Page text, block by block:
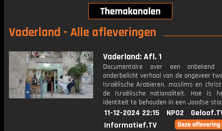
Vaderland - Alle afleveringen
Vaderland: Afl. 1
Documentaire over een
onderbelicht verhaal van de ongeveer
Israëlische Arabieren, moslims en
de Israëlische nationaliteit. Hoe is
identiteit te behouden in een Joodse
11-12-2024 22:15 NPO2
Informatief.TV